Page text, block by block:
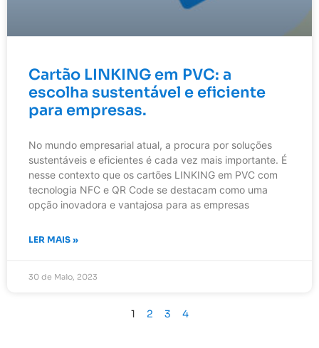
Cartão LINKING em PVC: a
escolha sustentável e eficiente
para empresas.
No mundo empresarial atual, a procura por soluções
sustentáveis e eficientes é cada vez mais importante. É
nesse contexto que os cartões LINKING em PVC com
tecnologia NFC e QR Code se destacam como uma
opção inovadora e vantajosa para as empresas
LER MAIS »
30 de Maio, 2023
1 2 3 4